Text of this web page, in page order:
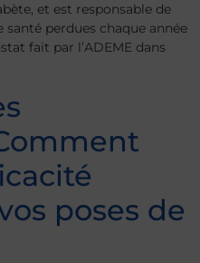
et est responsable de
santé perdues chaque année
fait par l’ADEME dans
poses de